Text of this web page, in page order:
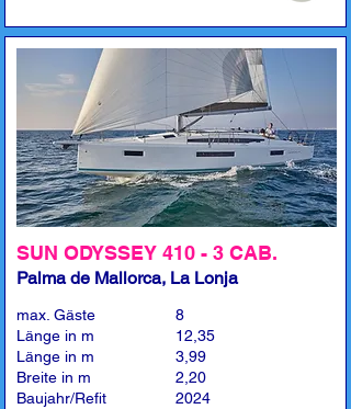
SUN ODYSSEY 410 - 3 CAB.
Palma de Mallorca, La Lonja
max. Gäste
Länge in m
Länge in m
Breite in m
Baujahr/Refit
8
12,35
3,99
2,20
2024